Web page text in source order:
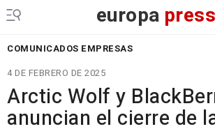
europa press
COMUNICADOS EMPRESAS
4 DE FEBRERO DE 2025
Arctic Wolf y
anuncian el cierre de